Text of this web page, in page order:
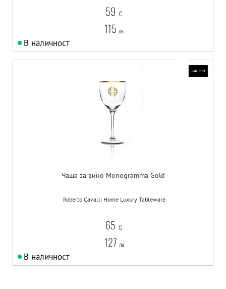
59 €
115 лв.
В наличност
Чаша за вино Monogramma Gold
Roberto Cavalli Home Luxury Tableware
65 €
127 лв.
В наличност